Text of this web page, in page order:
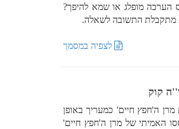
הערכה מופלג או שמא להיפך?
מתקבלת התשובה לשאלה.
לצפיה במסמך
קוק
ה'חפץ חיים' כמעריך באופן
האמיתי של מרן ה'חפץ חיים'